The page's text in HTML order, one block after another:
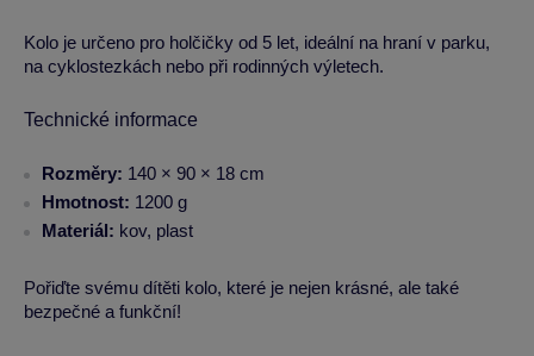
Kolo je určeno pro holčičky od 5 let, ideální na hraní v parku,
na cyklostezkách nebo při rodinných výletech.
Technické informace
Rozměry: 140 × 90 × 18 cm
Hmotnost: 1200 g
Materiál: kov, plast
Pořiďte svému dítěti kolo, které je nejen krásné, ale také
bezpečné a funkční!